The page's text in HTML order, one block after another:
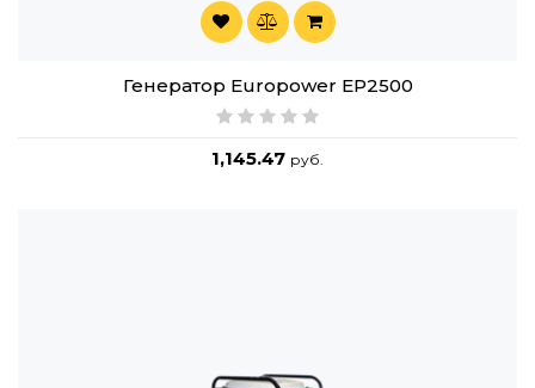
Генератор Europower EP2500
1,145.47 руб.